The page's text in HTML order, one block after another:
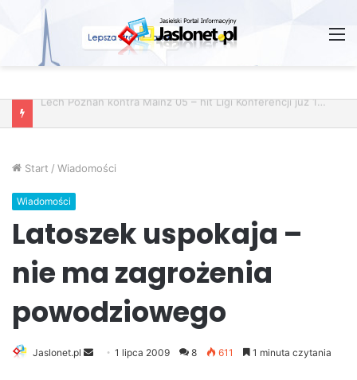
Start / Wiadomości
Wiadomości
Latoszek uspokaja –
nie ma zagrożenia
powodziowego
Jaslonet.pl 1 lipca 2009 8 611 1 minuta czytania